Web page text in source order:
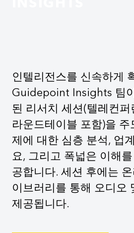
인텔리전스를 신속하게
Guidepoint Insights 팀
된 리서치 세션(텔레컨퍼
라운드테이블 포함)을
제에 대한 심층 분석, 업
요, 그리고 폭넓은 이해
공합니다. 세션 후에는
이브러리를 통해 오디오
제공됩니다.